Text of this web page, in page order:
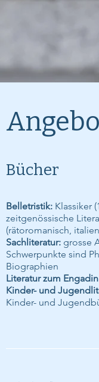
Bücher
Belletristik: Klassiker
zeitgenössische
(rätoromanisch,
Sachliteratur: grosse
Schwerpunkte sind
Biographien
Literatur zum
Kinder- und
Kinder- und